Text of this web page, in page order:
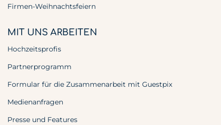
Firmen-Weihnachtsfeiern
MIT UNS ARBEITEN
Hochzeitsprofis
Partnerprogramm
Formular für die Zusammenarbeit mit Guestpix
Medienanfragen
Presse und Features